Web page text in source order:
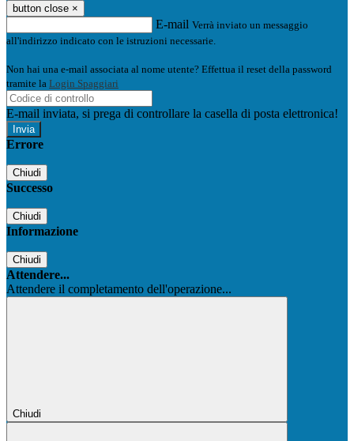
button close ×
E-mail Verrà inviato un messaggio
all'indirizzo indicato con le istruzioni necessarie.
Non hai una e-mail associata al nome utente? Effettua il reset della password
tramite la Login Spaggiari
E-mail inviata, si prega di controllare la casella di posta elettronica!
Errore
Chiudi
Successo
Chiudi
Informazione
Chiudi
Attendere...
Attendere il completamento dell'operazione...
Chiudi